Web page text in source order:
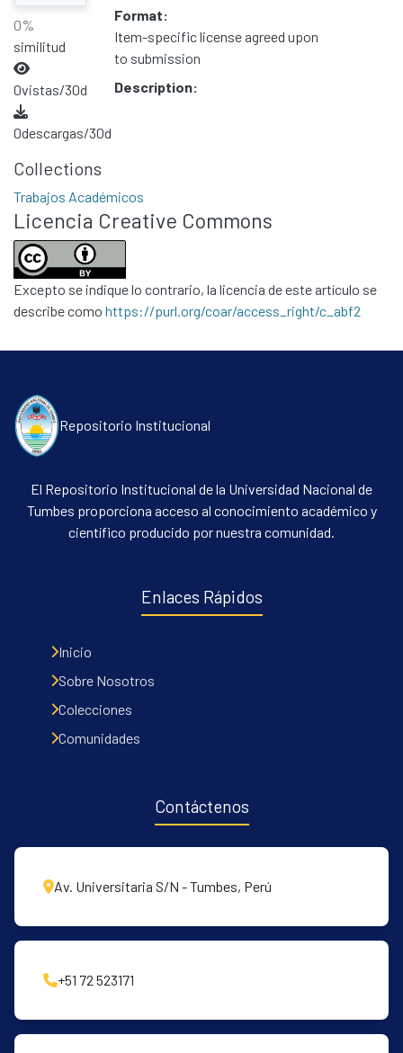
0%
similitud
0vistas/30d
0descargas/30d
Format:
Item-specific license agreed upon
to submission
Description:
Collections
Trabajos Académicos
Licencia Creative Commons
Excepto se indique lo contrario, la licencia de este artículo se
describe como https://purl.org/coar/access_right/c_abf2
Repositorio Institucional
El Repositorio Institucional de la Universidad Nacional de
Tumbes proporciona acceso al conocimiento académico y
científico producido por nuestra comunidad.
Enlaces Rápidos
Inicio
Sobre Nosotros
Colecciones
Comunidades
Contáctenos
Av. Universitaria S/N - Tumbes, Perú
+51 72 523171